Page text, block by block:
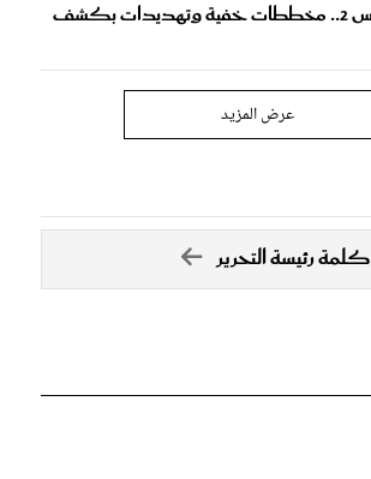
مسلسل وتر حساس 2.. مخططات خفية وتهديدات بكشف
عرض المزيد
كلمة رئيسة التحرير